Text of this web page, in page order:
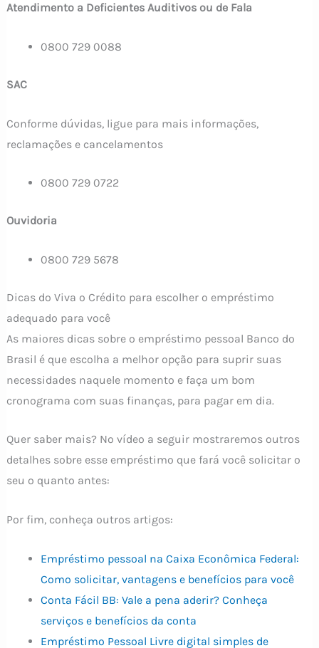
Atendimento a Deficientes Auditivos ou de Fala
0800 729 0088
SAC
Conforme dúvidas, ligue para mais informações,
reclamações e cancelamentos
0800 729 0722
Ouvidoria
0800 729 5678
Dicas do Viva o Crédito para escolher o empréstimo
adequado para você
As maiores dicas sobre o empréstimo pessoal Banco do
Brasil é que escolha a melhor opção para suprir suas
necessidades naquele momento e faça um bom
cronograma com suas finanças, para pagar em dia.
Quer saber mais? No vídeo a seguir mostraremos outros
detalhes sobre esse empréstimo que fará você solicitar o
seu o quanto antes:
Por fim, conheça outros artigos:
Empréstimo pessoal na Caixa Econômica Federal:
Como solicitar, vantagens e benefícios para você
Conta Fácil BB: Vale a pena aderir? Conheça
serviços e benefícios da conta
Empréstimo Pessoal Livre digital simples de